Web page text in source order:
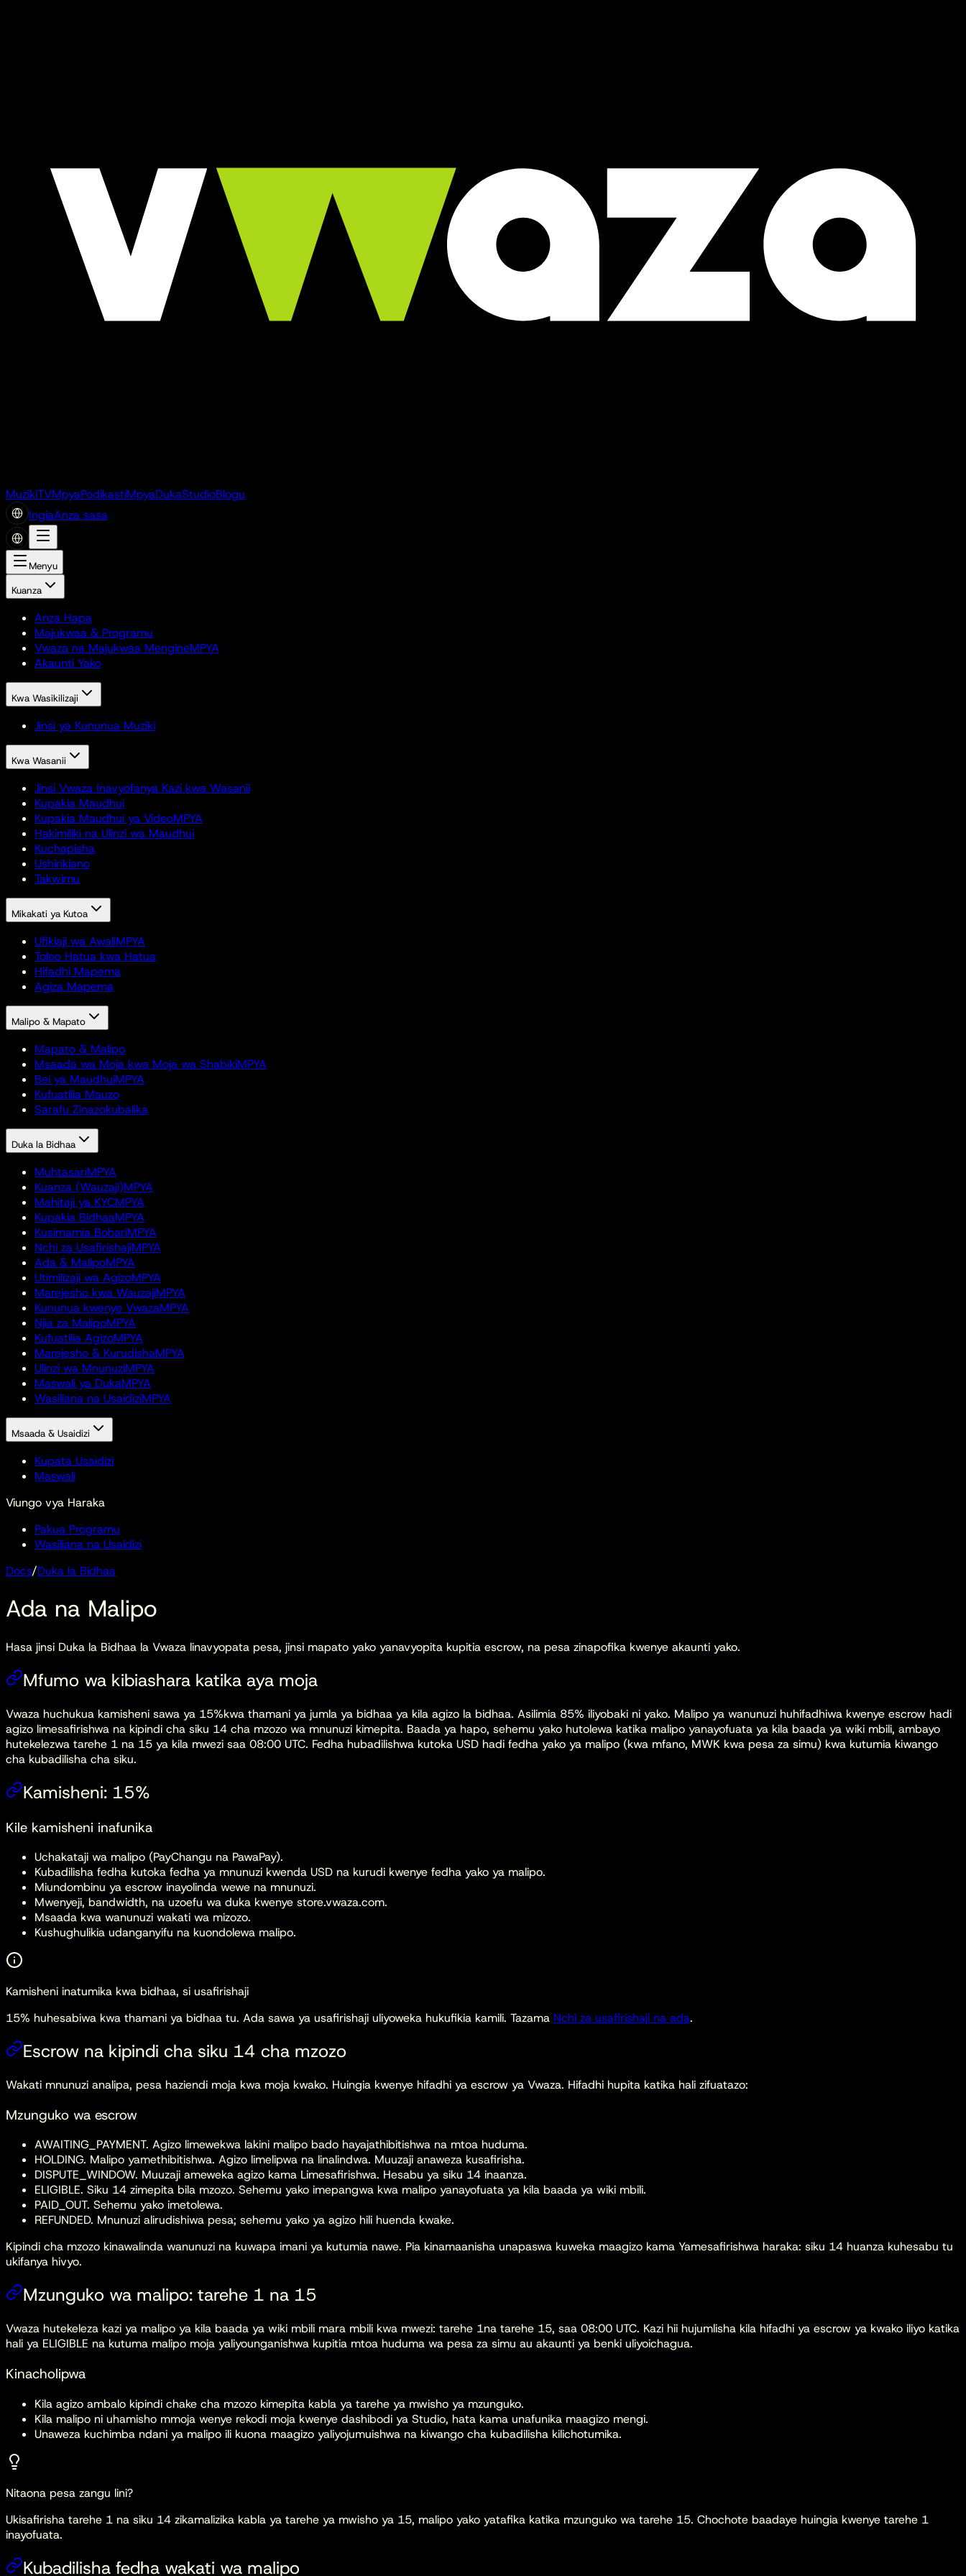
MuzikiTVMpyaPodikastiMpyaDukaStudioBlogu
IngiaAnza sasa
Menyu
Kuanza
Anza Hapa
Majukwaa & Programu
Vwaza na Majukwaa MengineMPYA
Akaunti Yako
Kwa Wasikilizaji
Jinsi ya Kununua Muziki
Kwa Wasanii
Jinsi Vwaza Inavyofanya Kazi kwa Wasanii
Kupakia Maudhui
Kupakia Maudhui ya VideoMPYA
Hakimiliki na Ulinzi wa Maudhui
Kuchapisha
Ushirikiano
Takwimu
Mikakati ya Kutoa
Ufikiaji wa AwaliMPYA
Toleo Hatua kwa Hatua
Hifadhi Mapema
Agiza Mapema
Malipo & Mapato
Mapato & Malipo
Msaada wa Moja kwa Moja wa ShabikiMPYA
Bei ya MaudhuiMPYA
Kufuatilia Mauzo
Sarafu Zinazokubalika
Duka la Bidhaa
MuhtasariMPYA
Kuanza (Wauzaji)MPYA
Mahitaji ya KYCMPYA
Kupakia BidhaaMPYA
Kusimamia BohariMPYA
Nchi za UsafirishajiMPYA
Ada & MalipoMPYA
Utimilizaji wa AgizoMPYA
Marejesho kwa WauzajiMPYA
Kununua kwenye VwazaMPYA
Njia za MalipoMPYA
Kufuatilia AgizoMPYA
Marejesho & KurudishaMPYA
Ulinzi wa MnunuziMPYA
Maswali ya DukaMPYA
Wasiliana na UsaidiziMPYA
Msaada & Usaidizi
Kupata Usaidizi
Maswali
Viungo vya Haraka
Pakua Programu
Wasiliana na Usaidizi
Docs/Duka la Bidhaa
Ada na Malipo
Hasa jinsi Duka la Bidhaa la Vwaza linavyopata pesa, jinsi mapato yako yanavyopita kupitia escrow, na pesa zinapofika kwenye akaunti yako.
Mfumo wa kibiashara katika aya moja
Vwaza huchukua kamisheni sawa ya 15%kwa thamani ya jumla ya bidhaa ya kila agizo la bidhaa. Asilimia 85% iliyobaki ni yako. Malipo ya wanunuzi huhifadhiwa kwenye escrow hadi
agizo limesafirishwa na kipindi cha siku 14 cha mzozo wa mnunuzi kimepita. Baada ya hapo, sehemu yako hutolewa katika malipo yanayofuata ya kila baada ya wiki mbili, ambayo
hutekelezwa tarehe 1 na 15 ya kila mwezi saa 08:00 UTC. Fedha hubadilishwa kutoka USD hadi fedha yako ya malipo (kwa mfano, MWK kwa pesa za simu) kwa kutumia kiwango
cha kubadilisha cha siku.
Kamisheni: 15%
Kile kamisheni inafunika
Uchakataji wa malipo (PayChangu na PawaPay).
Kubadilisha fedha kutoka fedha ya mnunuzi kwenda USD na kurudi kwenye fedha yako ya malipo.
Miundombinu ya escrow inayolinda wewe na mnunuzi.
Mwenyeji, bandwidth, na uzoefu wa duka kwenye store.vwaza.com.
Msaada kwa wanunuzi wakati wa mizozo.
Kushughulikia udanganyifu na kuondolewa malipo.
Kamisheni inatumika kwa bidhaa, si usafirishaji
15% huhesabiwa kwa thamani ya bidhaa tu. Ada sawa ya usafirishaji uliyoweka hukufikia kamili. Tazama Nchi za usafirishaji na ada.
Escrow na kipindi cha siku 14 cha mzozo
Wakati mnunuzi analipa, pesa haziendi moja kwa moja kwako. Huingia kwenye hifadhi ya escrow ya Vwaza. Hifadhi hupita katika hali zifuatazo:
Mzunguko wa escrow
AWAITING_PAYMENT. Agizo limewekwa lakini malipo bado hayajathibitishwa na mtoa huduma.
HOLDING. Malipo yamethibitishwa. Agizo limelipwa na linalindwa. Muuzaji anaweza kusafirisha.
DISPUTE_WINDOW. Muuzaji ameweka agizo kama Limesafirishwa. Hesabu ya siku 14 inaanza.
ELIGIBLE. Siku 14 zimepita bila mzozo. Sehemu yako imepangwa kwa malipo yanayofuata ya kila baada ya wiki mbili.
PAID_OUT. Sehemu yako imetolewa.
REFUNDED. Mnunuzi alirudishiwa pesa; sehemu yako ya agizo hili huenda kwake.
Kipindi cha mzozo kinawalinda wanunuzi na kuwapa imani ya kutumia nawe. Pia kinamaanisha unapaswa kuweka maagizo kama Yamesafirishwa haraka: siku 14 huanza kuhesabu tu
ukifanya hivyo.
Mzunguko wa malipo: tarehe 1 na 15
Vwaza hutekeleza kazi ya malipo ya kila baada ya wiki mbili mara mbili kwa mwezi: tarehe 1na tarehe 15, saa 08:00 UTC. Kazi hii hujumlisha kila hifadhi ya escrow ya kwako iliyo katika
hali ya ELIGIBLE na kutuma malipo moja yaliyounganishwa kupitia mtoa huduma wa pesa za simu au akaunti ya benki uliyoichagua.
Kinacholipwa
Kila agizo ambalo kipindi chake cha mzozo kimepita kabla ya tarehe ya mwisho ya mzunguko.
Kila malipo ni uhamisho mmoja wenye rekodi moja kwenye dashibodi ya Studio, hata kama unafunika maagizo mengi.
Unaweza kuchimba ndani ya malipo ili kuona maagizo yaliyojumuishwa na kiwango cha kubadilisha kilichotumika.
Nitaona pesa zangu lini?
Ukisafirisha tarehe 1 na siku 14 zikamalizika kabla ya tarehe ya mwisho ya 15, malipo yako yatafika katika mzunguko wa tarehe 15. Chochote baadaye huingia kwenye tarehe 1
inayofuata.
Kubadilisha fedha wakati wa malipo